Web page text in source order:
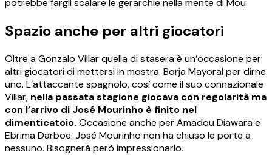
Spazio anche per altri giocatori
Oltre a Gonzalo Villar quella di stasera è un’occasione per
altri giocatori di mettersi in mostra. Borja Mayoral per dirne
uno. L’attaccante spagnolo, così come il suo connazionale
Villar, nella passata stagione giocava con regolarità ma
con l’arrivo di José Mourinho è finito nel
dimenticatoio. Occasione anche per Amadou Diawara e
Ebrima Darboe. José Mourinho non ha chiuso le porte a
nessuno. Bisognerà però impressionarlo.